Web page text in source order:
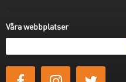
Våra webbplatser